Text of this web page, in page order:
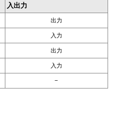
入出力
出力
入力
出力
入力
−